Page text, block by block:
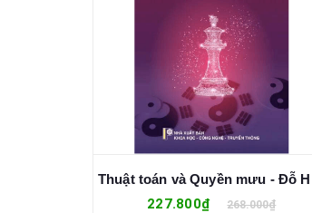
227.800₫ 268.000₫